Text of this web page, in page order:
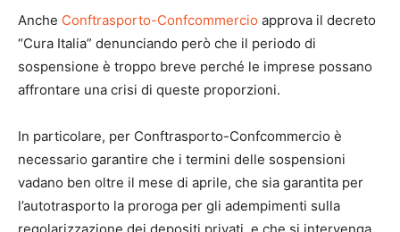
Anche Conftrasporto-Confcommercio approva il decreto
“Cura Italia” denunciando però che il periodo di
sospensione è troppo breve perché le imprese possano
affrontare una crisi di queste proporzioni.
In particolare, per Conftrasporto-Confcommercio è
necessario garantire che i termini delle sospensioni
vadano ben oltre il mese di aprile, che sia garantita per
l’autotrasporto la proroga per gli adempimenti sulla